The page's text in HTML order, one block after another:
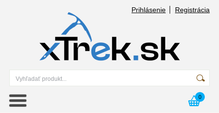
Prihlásenie Registrácia
0